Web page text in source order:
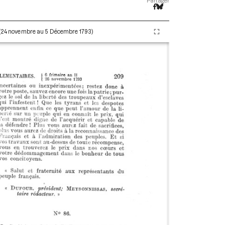
novembre au 5 Décembre 1793)